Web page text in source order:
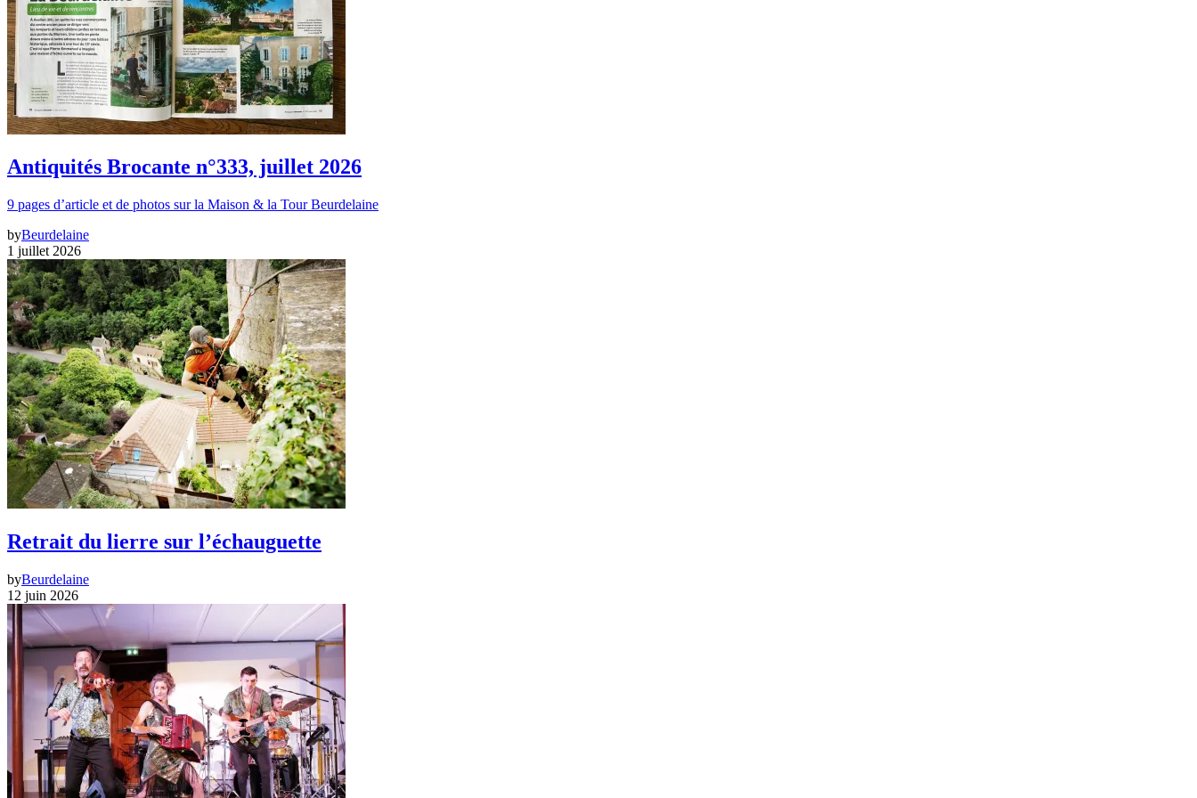
Antiquités Brocante n°333, juillet 2026
9 pages d’article et de photos sur la Maison & la Tour Beurdelaine
byBeurdelaine
1 juillet 2026
Retrait du lierre sur l’échauguette
byBeurdelaine
12 juin 2026